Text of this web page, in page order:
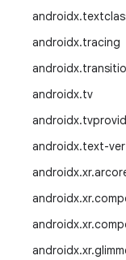
androidx.
androidx.tracing
androidx.
androidx.tv
androidx.
androidx.text-
androidx.xr.
androidx.xr.
androidx.xr.
androidx.xr.